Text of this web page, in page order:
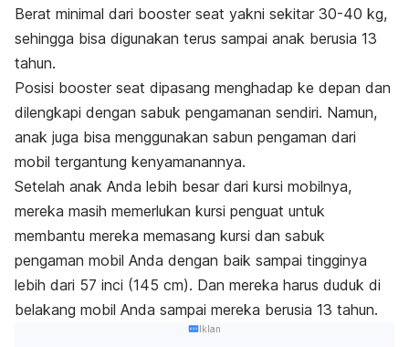
Berat minimal dari booster seat yakni sekitar 30-40 kg,
sehingga bisa digunakan terus sampai anak berusia 13
tahun.
Posisi booster seat dipasang menghadap ke depan dan
dilengkapi dengan sabuk pengamanan sendiri. Namun,
anak juga bisa menggunakan sabun pengaman dari
mobil tergantung kenyamanannya.
Setelah anak Anda lebih besar dari kursi mobilnya,
mereka masih memerlukan kursi penguat untuk
membantu mereka memasang kursi dan sabuk
pengaman mobil Anda dengan baik sampai tingginya
lebih dari 57 inci (145 cm). Dan mereka harus duduk di
belakang mobil Anda sampai mereka berusia 13 tahun.
Iklan